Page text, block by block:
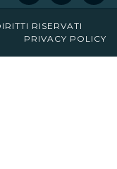
RISERVATI
PRIVACY POLICY